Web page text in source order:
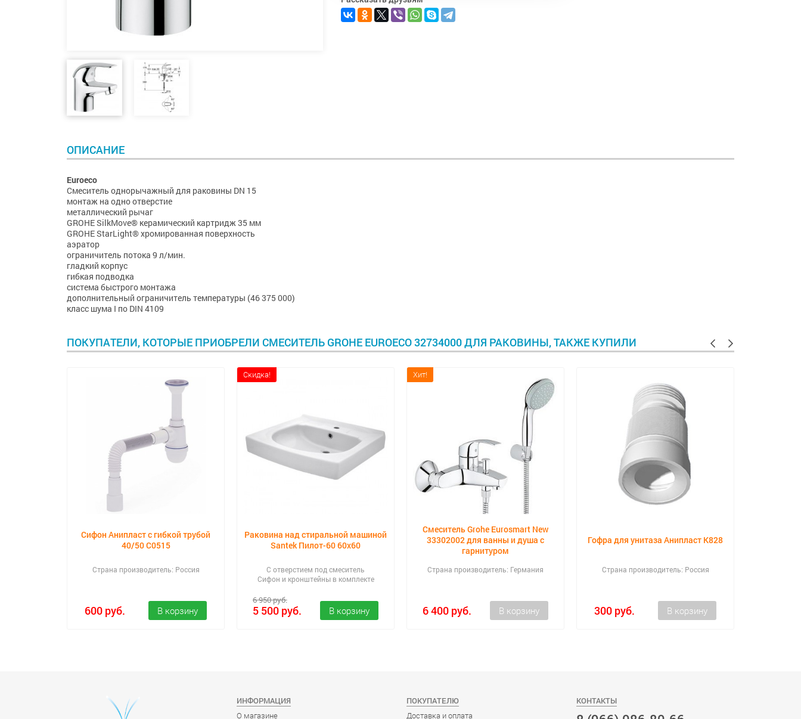
ОПИСАНИЕ
Euroeco
Смеситель однорычажный для раковины DN 15
монтаж на одно отверстие
металлический рычаг
GROHE SilkMove® керамический картридж 35 мм
GROHE StarLight® хромированная поверхность
аэратор
ограничитель потока 9 л/мин.
гладкий корпус
гибкая подводка
система быстрого монтажа
дополнительный ограничитель температуры (46 375 000)
класс шума I по DIN 4109
ПОКУПАТЕЛИ, КОТОРЫЕ ПРИОБРЕЛИ СМЕСИТЕЛЬ GROHE EUROECO 32734000 ДЛЯ РАКОВИНЫ, ТАКЖЕ КУПИЛИ
Сифон Анипласт с гибкой трубой
40/50 С0515
Страна производитель: Россия
600 руб.
Скидка!
Раковина над стиральной машиной
Santek Пилот-60 60x60
C отверстием под смеситель
Сифон и кронштейны в комплекте
6 950 руб.
5 500 руб.
Хит!
Смеситель Grohe Eurosmart New
33302002 для ванны и душа с
гарнитуром
Страна производитель: Германия
6 400 руб.
Гофра для унитаза Анипласт K828
Страна производитель: Россия
300 руб.
ИНФОРМАЦИЯ
О магазине
ПОКУПАТЕЛЮ
Доставка и оплата
КОНТАКТЫ